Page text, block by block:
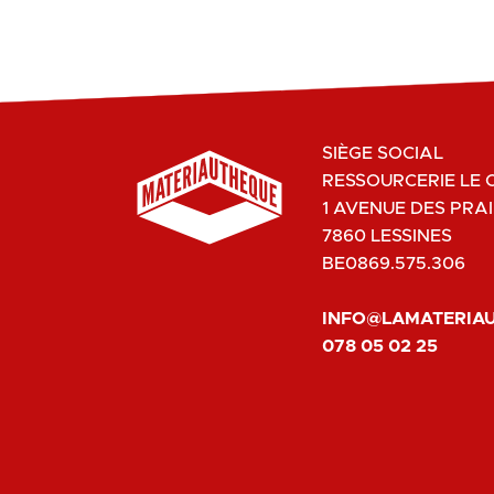
SIÈGE SOCIAL
RESSOURCERIE LE
1 AVENUE DES
7860 LESSINES
BE0869.575.306
078 05 02 25